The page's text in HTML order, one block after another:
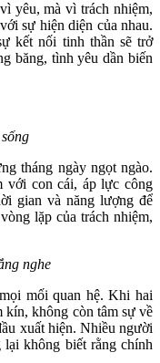
yêu, mà vì trách nhiệm,
sự hiện diện của nhau.
kết nối tinh thần sẽ trở
băng, tình yêu dần biến
tháng ngày ngọt ngào.
với con cái, áp lực công
gian và năng lượng để
lặp của trách nhiệm,
nghe
mối quan hệ. Khi hai
kín, không còn tâm sự về
xuất hiện. Nhiều người
không biết rằng chính